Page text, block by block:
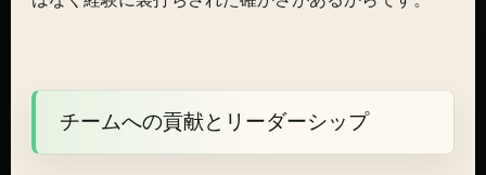
チームへの貢献とリーダーシップ